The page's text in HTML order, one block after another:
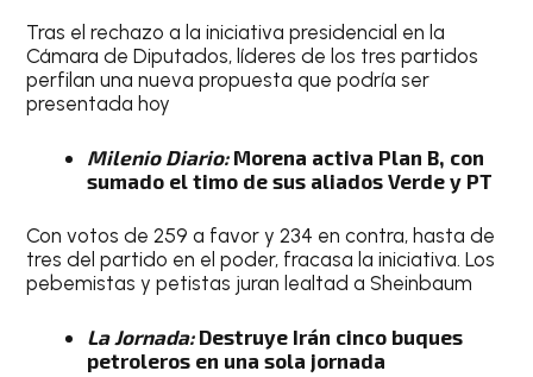
Tras el rechazo a la iniciativa presidencial en la
Cámara de Diputados, líderes de los tres partidos
perfilan una nueva propuesta que podría ser
presentada hoy
Milenio Diario:Morena activa Plan B, con
sumado el timo de sus aliados Verde y PT
Con votos de 259 a favor y 234 en contra, hasta de
tres del partido en el poder, fracasa la iniciativa. Los
pebemistas y petistas juran lealtad a Sheinbaum
La Jornada:Destruye Irán cinco buques
petroleros en una sola jornada